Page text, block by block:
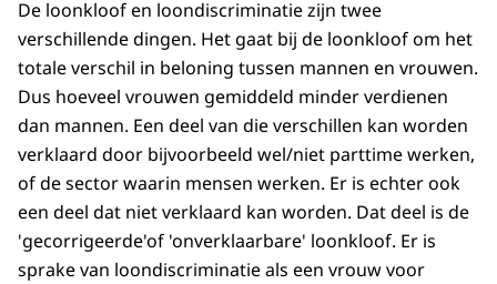
De loonkloof en loondiscriminatie zijn twee
verschillende dingen. Het gaat bij de loonkloof om het
totale verschil in beloning tussen mannen en vrouwen.
Dus hoeveel vrouwen gemiddeld minder verdienen
dan mannen. Een deel van die verschillen kan worden
verklaard door bijvoorbeeld wel/niet parttime werken,
of de sector waarin mensen werken. Er is echter ook
een deel dat niet verklaard kan worden. Dat deel is de
'gecorrigeerde'of 'onverklaarbare' loonkloof. Er is
sprake van loondiscriminatie als een vrouw voor